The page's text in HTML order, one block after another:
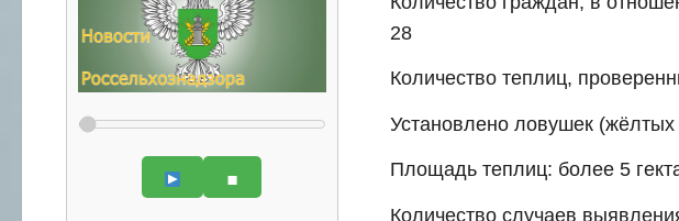
⏹
28
Коли­че­ство теп­лиц,
Уста­нов­ле­но лову­шек
Пло­щадь теп­лиц: более 5
Коли­че­ство слу­ча­ев